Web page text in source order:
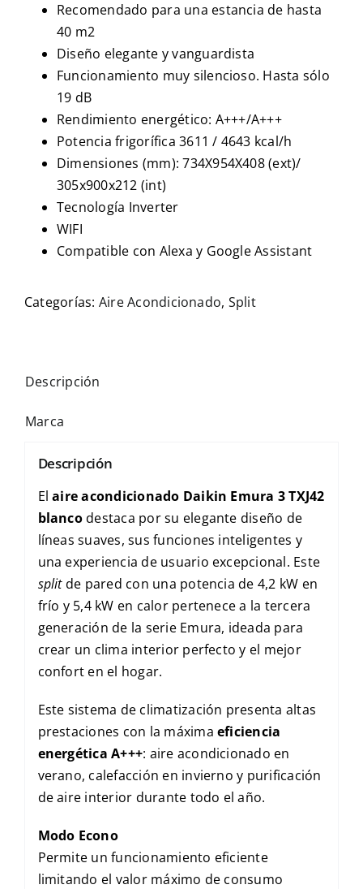
Recomendado para una estancia de hasta
40 m2
Diseño elegante y vanguardista
Funcionamiento muy silencioso. Hasta sólo
19 dB
Rendimiento energético: A+++/A+++
Potencia frigorífica 3611 / 4643 kcal/h
Dimensiones (mm): 734X954X408 (ext)/
305x900x212 (int)
Tecnología Inverter
WIFI
Compatible con Alexa y Google Assistant
Categorías: Aire Acondicionado, Split
Descripción
Marca
Descripción
Elaire acondicionado Daikin Emura 3 TXJ42
blancodestaca por su elegante diseño de
líneas suaves, sus funciones inteligentes y
una experiencia de usuario excepcional. Este
splitde pared con una potencia de 4,2 kW en
frío y 5,4 kW en calor pertenece a la tercera
generación de la serie Emura, ideada para
crear un clima interior perfecto y el mejor
confort en el hogar.
Este sistema de climatización presenta altas
prestaciones con la máxima eficiencia
energética A+++: aire acondicionado en
verano, calefacción en invierno y purificación
de aire interior durante todo el año.
Modo Econo
Permite un funcionamiento eficiente
limitando el valor máximo de consumo